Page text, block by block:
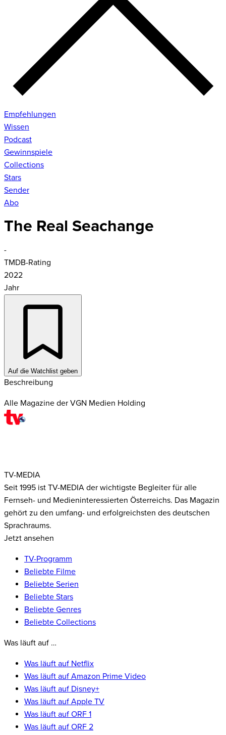
Empfehlungen
Wissen
Podcast
Gewinnspiele
Collections
Stars
Sender
Abo
The Real Seachange
-
TMDB-Rating
2022
Jahr
Auf die Watchlist geben
Beschreibung
Alle Magazine der VGN Medien Holding
TV-MEDIA
Seit 1995 ist TV-MEDIA der wichtigste Begleiter für alle
Fernseh- und Medieninteressierten Österreichs. Das Magazin
gehört zu den umfang- und erfolgreichsten des deutschen
Sprachraums.
Jetzt ansehen
TV-Programm
Beliebte Filme
Beliebte Serien
Beliebte Stars
Beliebte Genres
Beliebte Collections
Was läuft auf …
Was läuft auf Netflix
Was läuft auf Amazon Prime Video
Was läuft auf Disney+
Was läuft auf Apple TV
Was läuft auf ORF 1
Was läuft auf ORF 2